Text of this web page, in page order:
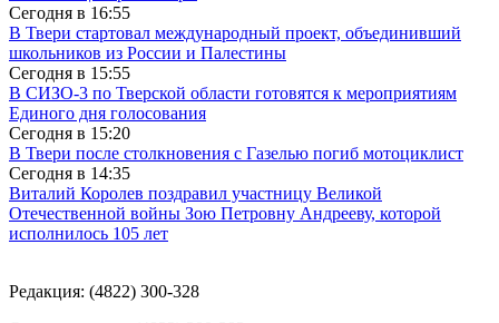
Сегодня в 16:55
В Твери стартовал международный проект, объединивший
школьников из России и Палестины
Сегодня в 15:55
В СИЗО-3 по Тверской области готовятся к мероприятиям
Единого дня голосования
Сегодня в 15:20
В Твери после столкновения с Газелью погиб мотоциклист
Сегодня в 14:35
Виталий Королев поздравил участницу Великой
Отечественной войны Зою Петровну Андрееву, которой
исполнилось 105 лет
Редакция: (4822) 300-328